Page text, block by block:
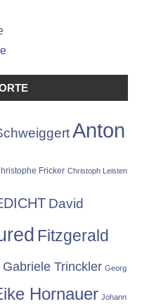
Anton
Fricker Christoph Leisten
David
Fitzgerald
Gabriele Trinckler Georg
Hornauer Johann